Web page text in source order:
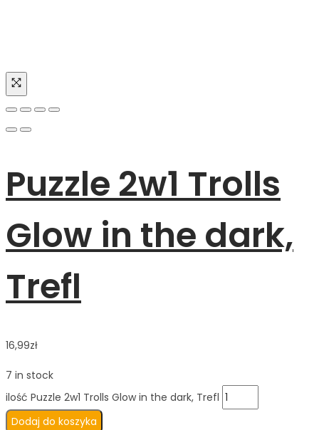
Puzzle 2w1 Trolls
Glow in the dark,
Trefl
16,99zł
7 in stock
ilość Puzzle 2w1 Trolls Glow in the dark, Trefl
Dodaj do koszyka